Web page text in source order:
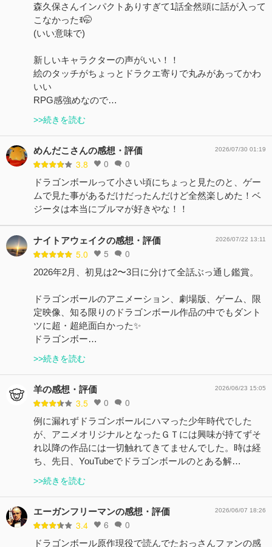
森久保さんインパクトありすぎて1話全然頭に話が入って
こなかったꉂ🤭
(いい意味で)
新しいキャラクターの声がいい！！
絵のタッチがちょっとドラクエ寄りで丸みがあってかわ
いい
RPG感強めなので…
>>続きを読む
めんだこさんの感想・評価
3.8 0 0
2026/07/30 01:19
ドラゴンボールって小さい頃にちょっと見たのと、ゲー
ムで見た事があるだけだったんだけど全然楽しめた！ベ
ジータは本当にブルマが好きやな！！
ナイトアウェイクの感想・評価
5.0 5 0
2026/07/22 13:11
2026年2月、初見は2〜3日に分けて全話ぶっ通し鑑賞。
ドラゴンボールのアニメーション、劇場版、ゲーム、限
定映像、知る限りのドラゴンボール作品の中でもダント
ツに超・超絶面白かった✨
ドラゴンボー…
>>続きを読む
羊の感想・評価
3.5 0 0
2026/06/23 15:05
例に漏れずドラゴンボールにハマった少年時代でした
が、アニメオリジナルとなったＧＴには興味が持てずそ
れ以降の作品には一切触れてきてませんでした。時は経
ち、先日、YouTubeでドラゴンボールのとある解…
>>続きを読む
エーガンフリーマンの感想・評価
3.4 6 0
2026/06/07 18:26
ドラゴンボール原作現役で読んでたおっさんファンの感